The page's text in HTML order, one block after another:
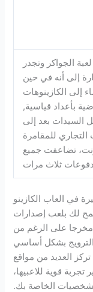
الجواكر وتجدر
إلى أنه في حين
إلى الكازينوهات
بأعداد قياسية,
السيدات بعد إلى
التجاري للمقامرة
تضاعفت جميع
في العاب الكازينو
لك بلعب إصدارات
مخرجا على الرغم من
الترويج بشكل أساسي
تركز العديد من مواقع
قوية للاعبيها،
الخاصة بك.